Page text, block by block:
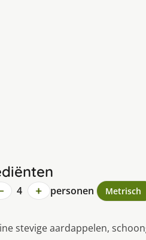
4 + personen Metrisch
stevige aardappelen,